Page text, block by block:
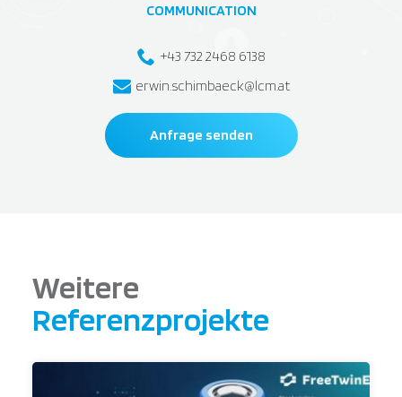
COMMUNICATION
+43 732 2468 6138
erwin.schimbaeck@lcm.at
Anfrage senden
Weitere
Referenzprojekte